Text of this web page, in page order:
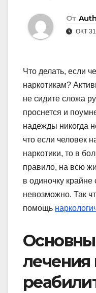
От
ОКТ
Что делать, если
наркотикам?
не сидите сложа
проснется и
надежды никогда
что если человек
наркотики, то в
правило, на всю
в одиночку крайне
невозможно. Так
помощь
лечения